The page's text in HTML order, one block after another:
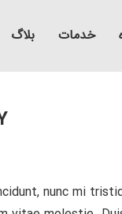
خدمات بلاگ
nunc mi